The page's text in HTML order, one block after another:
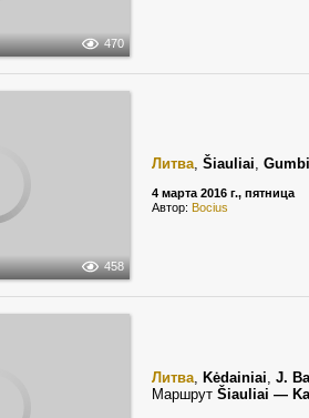
470
458
Литва, Šiauliai,
4 марта 2016 г., пятница
Автор: Bocius
Литва, Kėdainiai, J.
Маршрут Šiauliai —